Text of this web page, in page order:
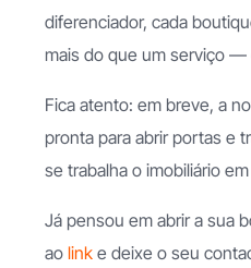
diferenciador, cada
mais do que um serviço —
Fica atento: em breve, a
pronta para abrir portas e
se trabalha o imobiliário
Já pensou em abrir a sua
ao link e deixe o seu